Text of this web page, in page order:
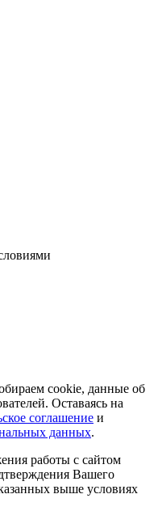
cookie, данные об
Оставаясь на
соглашение и
данных.
работы с сайтом
Вашего
выше условиях